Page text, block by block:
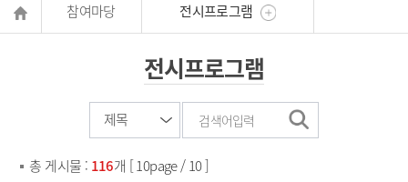
참여마당 전시프로그램
전시프로그램
총 게시물 : 116개 [ 10page / 10 ]